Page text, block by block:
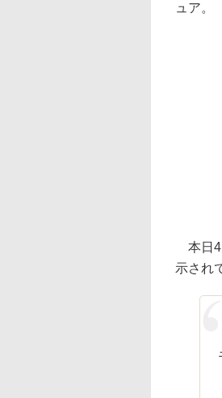
ュア。
本日4
示され